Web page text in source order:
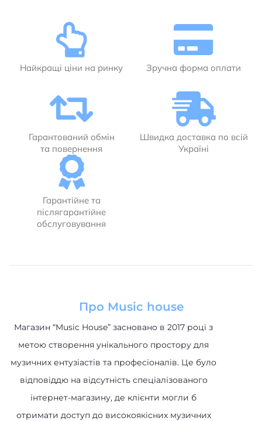
Найкращі ціни на ринку Зручна форма оплати
Гарантований обмін
та повернення
Швидка доставка по всій
Україні
Гарантійне та
післягарантійне
обслуговування
Про Music house
Магазин “Music House” засновано в 2017 році з
метою створення унікального простору для
музичних ентузіастів та професіоналів. Це було
відповіддю на відсутність спеціалізованого
інтернет-магазину, де клієнти могли б
отримати доступ до високоякісних музичних